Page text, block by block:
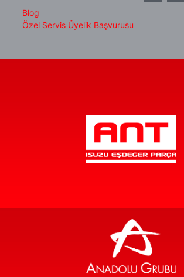
Blog
Özel Servis Üyelik Başvurusu